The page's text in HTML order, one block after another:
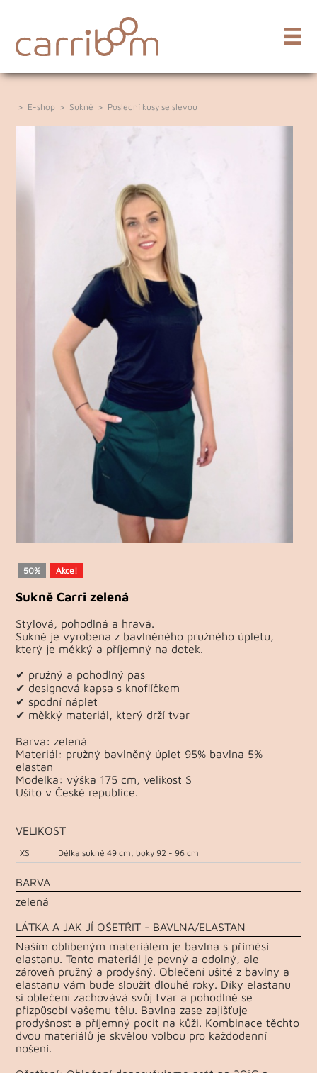
> E-shop > Sukně > Poslední kusy se slevou
50% Akce!
Sukně Carri zelená
Stylová, pohodlná a hravá.
Sukně je vyrobena z bavlněného pružného úpletu,
který je měkký a příjemný na dotek.
✔ pružný a pohodlný pas
✔ designová kapsa s knoflíčkem
✔ spodní náplet
✔ měkký materiál, který drží tvar
Barva: zelená
Materiál: pružný bavlněný úplet 95% bavlna 5%
elastan
Modelka: výška 175 cm, velikost S
Ušito v České republice.
VELIKOST
XS Délka sukně 49 cm, boky 92 - 96 cm
BARVA
zelená
LÁTKA A JAK JÍ OŠETŘIT - BAVLNA/ELASTAN
Naším oblíbeným materiálem je bavlna s příměsí
elastanu. Tento materiál je pevný a odolný, ale
zároveň pružný a prodyšný. Oblečení ušité z bavlny a
elastanu vám bude sloužit dlouhé roky. Díky elastanu
si oblečení zachovává svůj tvar a pohodlně se
přizpůsobí vašemu tělu. Bavlna zase zajišťuje
prodyšnost a příjemný pocit na kůži. Kombinace těchto
dvou materiálů je skvělou volbou pro každodenní
nošení.